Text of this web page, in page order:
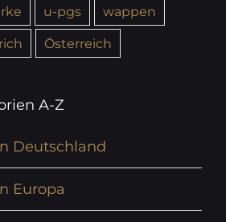
u-pgs
wappen
Österreich
A-Z
Deutschland
Europa